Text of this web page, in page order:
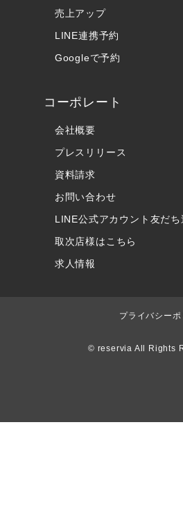
売上アップ
LINE連携予約
Googleで予約
コーポレート
会社概要
プレスリリース
資料請求
お問い合わせ
LINE公式アカウント友だち
取次店様はこちら
求人情報
プライバシーポ
© reservia All Rights